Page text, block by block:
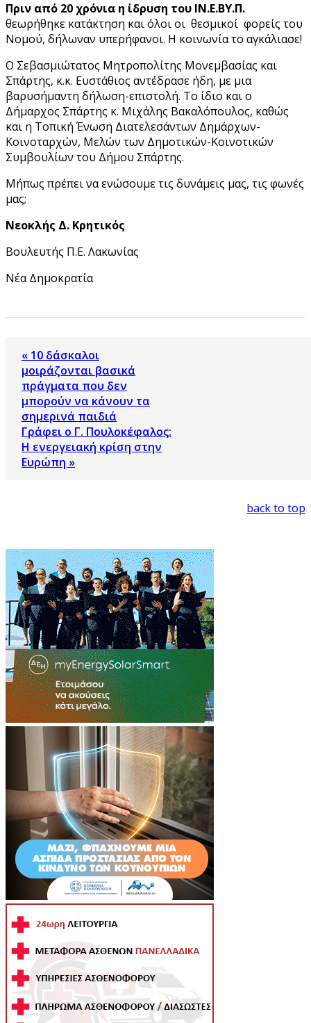
Πριν από 20 χρόνια η ίδρυση του ΙΝ.Ε.ΒΥ.Π.
θεωρήθηκε κατάκτηση και όλοι οι θεσμικοί φορείς του
Νομού, δήλωναν υπερήφανοι. Η κοινωνία το αγκάλιασε!
Ο Σεβασμιώτατος Μητροπολίτης Μονεμβασίας και
Σπάρτης, κ.κ. Ευστάθιος αντέδρασε ήδη, με μια
βαρυσήμαντη δήλωση-επιστολή. Το ίδιο και ο
Δήμαρχος Σπάρτης κ. Μιχάλης Βακαλόπουλος, καθώς
και η Τοπική Ένωση Διατελεσάντων Δημάρχων-
Κοινοταρχών, Μελών των Δημοτικών-Κοινοτικών
Συμβουλίων του Δήμου Σπάρτης.
Μήπως πρέπει να ενώσουμε τις δυνάμεις μας, τις φωνές
μας;
Νεοκλής Δ. Κρητικός
Βουλευτής Π.Ε. Λακωνίας
Νέα Δημοκρατία
« 10 δάσκαλοι
μοιράζονται βασικά
πράγματα που δεν
μπορούν να κάνουν τα
σημερινά παιδιά
Γράφει ο Γ. Πουλοκέφαλος:
Η ενεργειακή κρίση στην
Ευρώπη »
back to top